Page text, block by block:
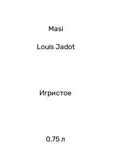
Masi
Louis Jadot
Игристое
0,75 л